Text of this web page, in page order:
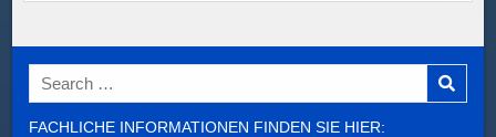
Search
for:
FACHLICHE INFORMATIONEN FINDEN SIE HIER: